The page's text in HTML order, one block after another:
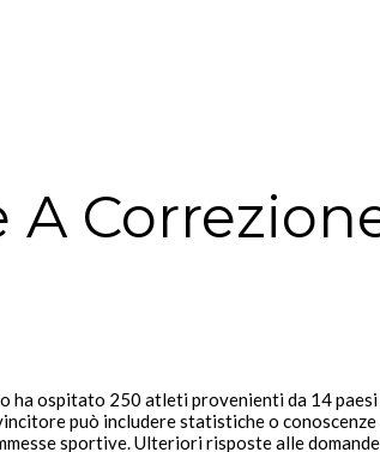
ha ospitato 250 atleti provenienti da 14
può includere statistiche o
sportive. Ulteriori risposte alle